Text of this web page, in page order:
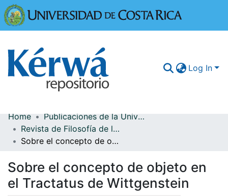
Log In
Communities & Collections
More Information
Browse Kérwá
Statistics
Home
Publicaciones de la Universidad de Costa Rica
Revista de Filosofía de la Universidad de Costa Rica
Sobre el concepto de objeto en el Tractatus de Wittgenstein
Sobre el concepto de objeto en
el Tractatus de Wittgenstein